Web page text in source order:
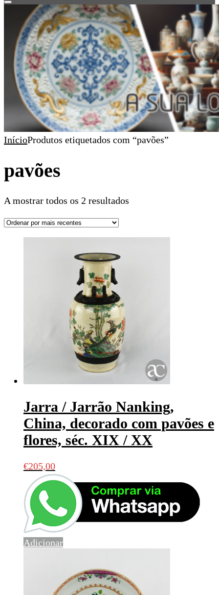
InícioProdutos etiquetados com “pavões”
pavões
A mostrar todos os 2 resultados
Jarra / Jarrão Nanking,
China, decorado com pavões e
flores, séc. XIX / XX
€205,00
Adicionar